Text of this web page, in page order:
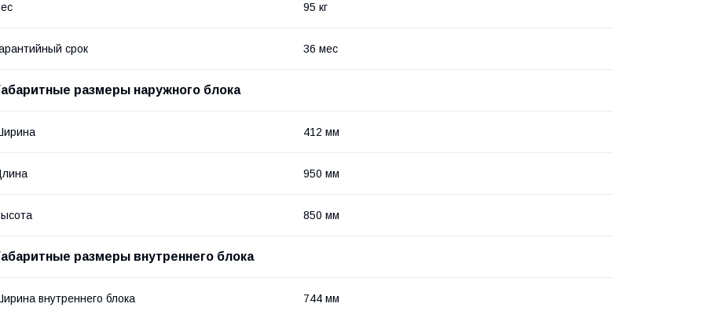
95 кг
срок 36 мес
размеры наружного блока
412 мм
950 мм
850 мм
размеры внутреннего блока
внутреннего блока 744 мм